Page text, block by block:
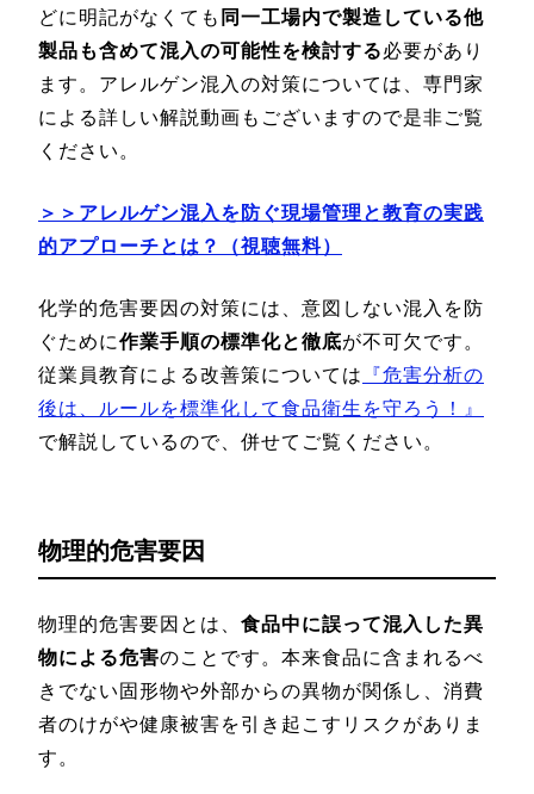
どに明記がなくても 同一工場内で製造している他
製品も含めて混入の可能性を検討する必要があり
ます。アレルゲン混入の対策については、専門家
による詳しい解説動画もございますので是非ご覧
ください。
＞＞アレルゲン混入を防ぐ現場管理と教育の実践
的アプローチとは？（視聴無料）
化学的危害要因の対策には、意図しない混入を防
ぐために作業手順の標準化と徹底が不可欠です。
従業員教育による改善策については
『危害分析の
後は、ルールを標準化して食品衛生を守ろう！』
で解説しているので、併せてご覧ください。
物理的危害要因
物理的危害要因とは、 食品中に誤って混入した異
物による危害のことです。本来食品に含まれるべ
きでない固形物や外部からの異物が関係し、消費
者のけがや健康被害を引き起こすリスクがありま
す。